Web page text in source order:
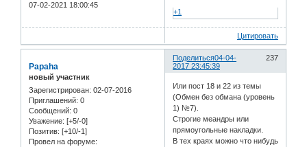
07-02-2021 18:00:45
+1
Цитировать
Поделиться 237
04-04-
2017 23:45:39
Papaha
новый участник
Зарегистрирован: 02-07-2016
Приглашений: 0
Сообщений: 0
Уважение: [+5/-0]
Позитив: [+10/-1]
Провел на форуме:
Или пост 18 и 22 из темы
(Обмен без обмана (уровень
1) №7).
Строгие меандры или
прямоугольные накладки.
В тех краях можно что нибудь